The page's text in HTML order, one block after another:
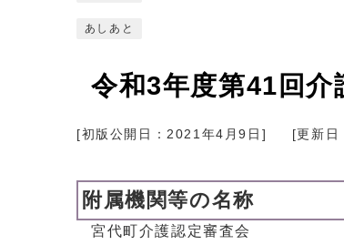
あしあと
令和3年度第41回介
[初版公開日：2021年4月9日 ] [更新日
附属機関等の名称
宮代町介護認定審査会